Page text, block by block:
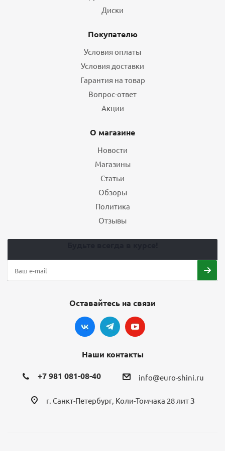
Диски
Покупателю
Условия оплаты
Условия доставки
Гарантия на товар
Вопрос-ответ
Акции
О магазине
Новости
Магазины
Статьи
Обзоры
Политика
Отзывы
Оставайтесь на связи
Наши контакты
+7 981 081-08-40 info@euro-shini.ru
г. Санкт-Петербург, Коли-Томчака 28 лит З